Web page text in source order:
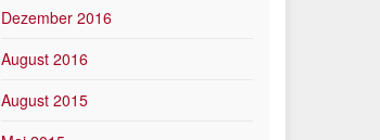
Dezember 2016
August 2016
August 2015